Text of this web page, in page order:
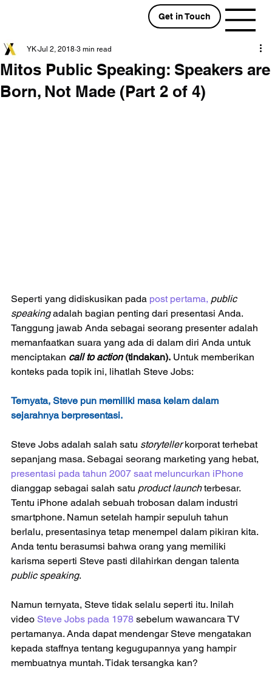
Get in Touch
Mitos Public Speaking: Speakers are
Born, Not Made (Part 2 of 4)
YK Jul 2, 2018 3 min read
Seperti yang didiskusikan pada post pertama, public
speaking adalah bagian penting dari presentasi Anda.
Tanggung jawab Anda sebagai seorang presenter adalah
memanfaatkan suara yang ada di dalam diri Anda untuk
menciptakan call to action (tindakan). Untuk memberikan
konteks pada topik ini, lihatlah Steve Jobs:
Ternyata, Steve pun memiliki masa kelam dalam
sejarahnya berpresentasi.
Steve Jobs adalah salah satu storyteller korporat terhebat
sepanjang masa. Sebagai seorang marketing yang hebat,
presentasi pada tahun 2007 saat meluncurkan iPhone
dianggap sebagai salah satu product launch terbesar.
Tentu iPhone adalah sebuah trobosan dalam industri
smartphone. Namun setelah hampir sepuluh tahun
berlalu, presentasinya tetap menempel dalam pikiran kita.
Anda tentu berasumsi bahwa orang yang memiliki
karisma seperti Steve pasti dilahirkan dengan talenta
public speaking.
Namun ternyata, Steve tidak selalu seperti itu. Inilah
video Steve Jobs pada 1978 sebelum wawancara TV
pertamanya. Anda dapat mendengar Steve mengatakan
kepada staffnya tentang kegugupannya yang hampir
membuatnya muntah. Tidak tersangka kan?